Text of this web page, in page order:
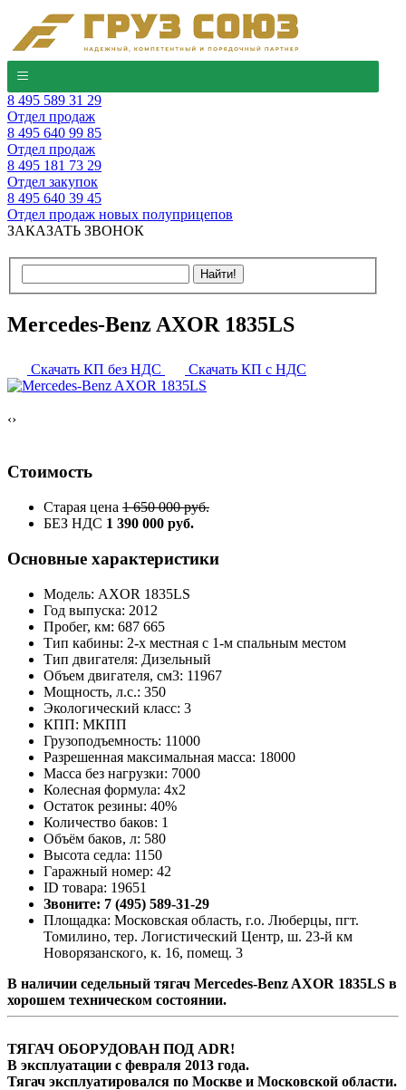
8 495 589 31 29
Отдел продаж
8 495 640 99 85
Отдел продаж
8 495 181 73 29
Отдел закупок
8 495 640 39 45
Отдел продаж новых полуприцепов
ЗАКАЗАТЬ ЗВОНОК
Mercedes-Benz AXOR 1835LS
Скачать КП без НДС Скачать КП с НДС
‹›
Стоимость
Старая цена 1 650 000 руб.
БЕЗ НДС 1 390 000 руб.
Основные характеристики
Модель: AXOR 1835LS
Год выпуска: 2012
Пробег, км: 687 665
Тип кабины: 2-х местная с 1-м спальным местом
Тип двигателя: Дизельный
Объем двигателя, см3: 11967
Мощность, л.с.: 350
Экологический класс: 3
КПП: МКПП
Грузоподъемность: 11000
Разрешенная максимальная масса: 18000
Масса без нагрузки: 7000
Колесная формула: 4х2
Остаток резины: 40%
Количество баков: 1
Объём баков, л: 580
Высота седла: 1150
Гаражный номер: 42
ID товара: 19651
Звоните: 7 (495) 589-31-29
Площадка: Московская область, г.о. Люберцы, пгт.
Томилино, тер. Логистический Центр, ш. 23-й км
Новорязанского, к. 16, помещ. 3
В наличии седельный тягач Mercedes-Benz AXOR 1835LS в
хорошем техническом состоянии.
ТЯГАЧ ОБОРУДОВАН ПОД ADR!
В эксплуатации с февраля 2013 года.
Тягач эксплуатировался по Москве и Московской области.